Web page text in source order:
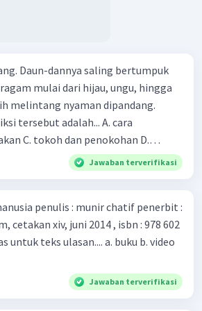
virus corona yang menjadi
persebarannya sangat cepat. C.
kesehatan dalam menghadapi
di Indonesia, D. Virus corona
Daun-dannya saling bertumpuk
mulai dari hijau, ungu, hingga
melintang nyaman dipandang.
adalah... A. cara
C. tokoh dan penokohan D.
Jawaban terverifikasi
Jawaban terverifikasi